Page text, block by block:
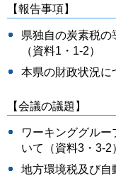
【報告事項】
県独自の炭素税の
（資料1・1-2）
本県の財政状況に
【会議の議題】
ワーキンググル
いて（資料3・3-2
地方環境税及び自